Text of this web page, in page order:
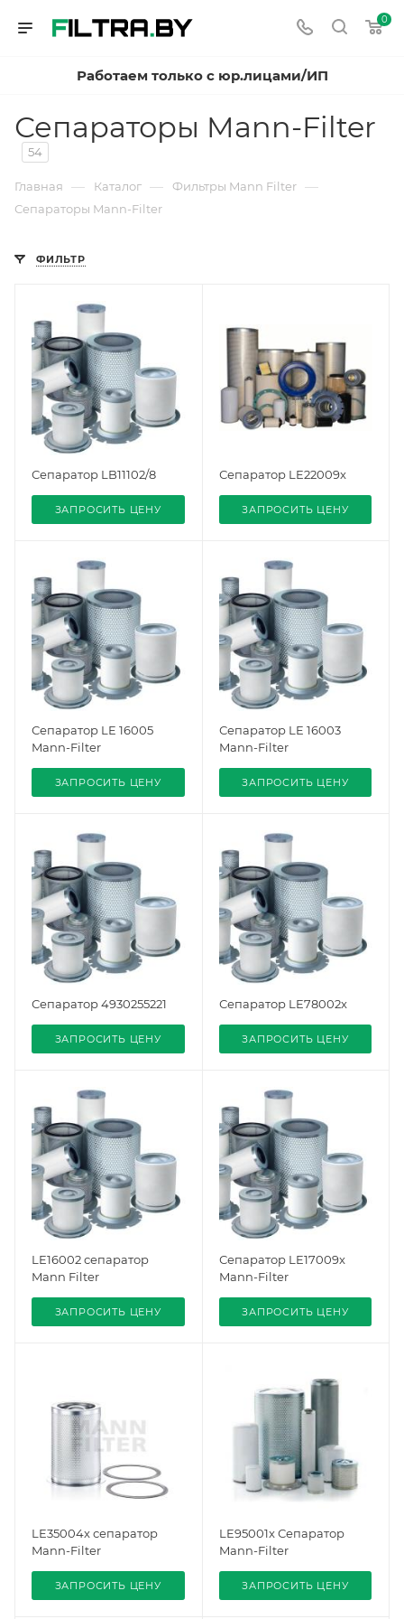
0
Работаем только с юр.лицами/ИП
Сепараторы Mann-Filter
54
Главная — Каталог — Фильтры Mann Filter —
Сепараторы Mann-Filter
ФИЛЬТР
Сепаратор LB11102/8
ЗАПРОСИТЬ ЦЕНУ
Сепаратор LE22009x
ЗАПРОСИТЬ ЦЕНУ
Сепаратор LE 16005
Mann-Filter
ЗАПРОСИТЬ ЦЕНУ
Сепаратор LE 16003
Mann-Filter
ЗАПРОСИТЬ ЦЕНУ
Сепаратор 4930255221
ЗАПРОСИТЬ ЦЕНУ
Сепаратор LE78002x
ЗАПРОСИТЬ ЦЕНУ
LE16002 сепаратор
Mann Filter
ЗАПРОСИТЬ ЦЕНУ
Сепаратор LE17009x
Mann-Filter
ЗАПРОСИТЬ ЦЕНУ
LE35004x сепаратор
Mann-Filter
ЗАПРОСИТЬ ЦЕНУ
LE95001x Сепаратор
Mann-Filter
ЗАПРОСИТЬ ЦЕНУ